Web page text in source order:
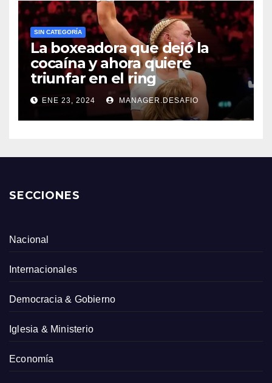
SIN CATEGORÍA
La boxeadora que dejó la
cocaína y ahora quiere
triunfar en el ring​
ENE 23, 2024 MANAGER.DESAFIO
SECCIONES
Nacional
Internacionales
Democracia & Gobierno
Iglesia & Ministerio
Economía